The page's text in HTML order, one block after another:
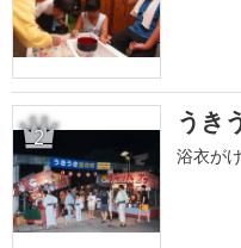
2 うき
浴衣が